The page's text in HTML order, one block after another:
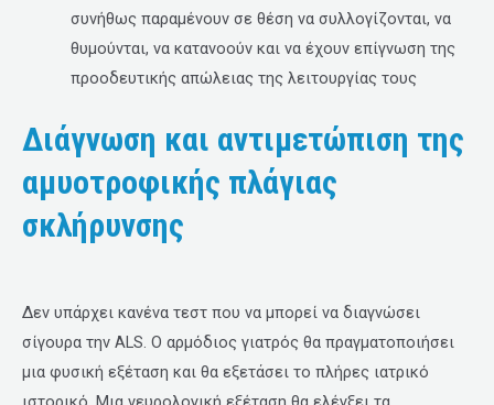
συνήθως παραμένουν σε θέση να συλλογίζονται, να
θυμούνται, να κατανοούν και να έχουν επίγνωση της
προοδευτικής απώλειας της λειτουργίας τους
Διάγνωση και αντιμετώπιση της
αμυοτροφικής πλάγιας
σκλήρυνσης
Δεν υπάρχει κανένα τεστ που να μπορεί να διαγνώσει
σίγουρα την ALS. Ο αρμόδιος γιατρός θα πραγματοποιήσει
μια φυσική εξέταση και θα εξετάσει το πλήρες ιατρικό